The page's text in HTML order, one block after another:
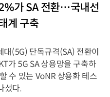
가 SA 전환…국내선
계 구축
(5G) 단독규격(SA) 전환이
가 5G SA 상용망을 구축하
수 있는 VoNR 상용화 테스
섰다.